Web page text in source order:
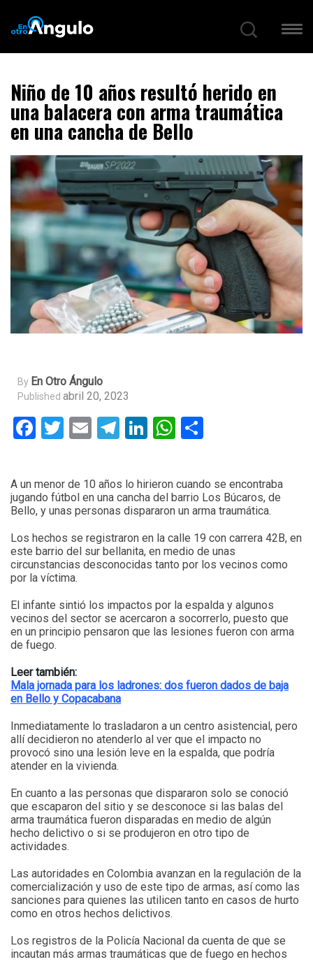
Niño de 10 años resultó herido en
una balacera con arma traumática
en una cancha de Bello
By En Otro Ángulo
Published abril 20, 2023
Facebook
Twitter
EmailTelegram
LinkedIn
WhatsApp
A un menor de 10 años lo hirieron cuando se encontraba
jugando fútbol en una cancha del barrio Los Búcaros, de
Bello, y unas personas dispararon un arma traumática.
Los hechos se registraron en la calle 19 con carrera 42B, en
este barrio del sur bellanita, en medio de unas
circunstancias desconocidas tanto por los vecinos como
por la víctima.
El infante sintió los impactos por la espalda y algunos
vecinos del sector se acercaron a socorrerlo, puesto que
en un principio pensaron que las lesiones fueron con arma
de fuego.
Leer también:
Mala jornada para los ladrones: dos fueron dados de baja
en Bello y Copacabana
Inmediatamente lo trasladaron a un centro asistencial, pero
allí decidieron no atenderlo al ver que el impacto no
provocó sino una lesión leve en la espalda, que podría
atender en la vivienda.
En cuanto a las personas que dispararon solo se conoció
que escaparon del sitio y se desconoce si las balas del
arma traumática fueron disparadas en medio de algún
hecho delictivo o si se produjeron en otro tipo de
actividades.
Las autoridades en Colombia avanzan en la regulación de la
comercialización y uso de este tipo de armas, así como las
sanciones para quienes las utilicen tanto en casos de hurto
como en otros hechos delictivos.
Los registros de la Policía Nacional da cuenta de que se
incautan más armas traumáticas que de fuego en hechos